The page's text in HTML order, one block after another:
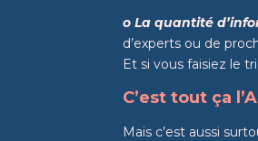
o La quantité
d’experts ou de
Et si vous faisiez le
C’est tout ça
Mais c’est aussi